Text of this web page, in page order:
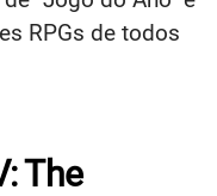
RPGs de todos
The